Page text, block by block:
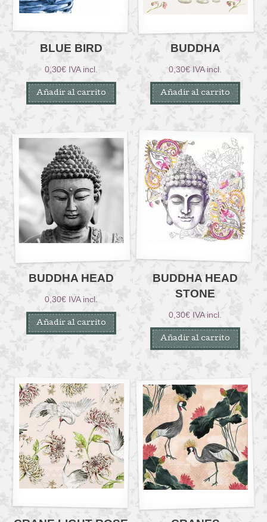
BLUE BIRD
0,30€ IVA incl.
Añadir al carrito
BUDDHA
0,30€ IVA incl.
Añadir al carrito
BUDDHA HEAD
0,30€ IVA incl.
Añadir al carrito
BUDDHA HEAD
STONE
0,30€ IVA incl.
Añadir al carrito